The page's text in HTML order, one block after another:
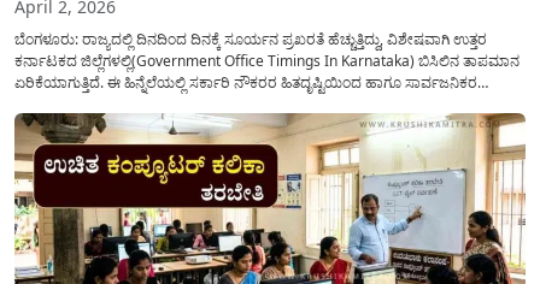
April 2, 2026
ಬೆಂಗಳೂರು: ರಾಜ್ಯದಲ್ಲಿ ದಿನದಿಂದ ದಿನಕ್ಕೆ ಸೂರ್ಯನ ಪ್ರಖರತೆ ಹೆಚ್ಚುತ್ತಿದ್ದು, ವಿಶೇಷವಾಗಿ ಉತ್ತರ
ಕರ್ನಾಟಕದ ಜಿಲ್ಲೆಗಳಲ್ಲಿ(Government Office Timings In Karnataka) ಬಿಸಿಲಿನ ತಾಪಮಾನ
ಏರಿಕೆಯಾಗುತ್ತಿದೆ. ಈ ಹಿನ್ನೆಲೆಯಲ್ಲಿ ಸರ್ಕಾರಿ ನೌಕರರ ಹಿತದೃಷ್ಟಿಯಿಂದ ಹಾಗೂ ಸಾರ್ವಜನಿಕರ
ಮತ್ತು ಕಲ್ಯಾಣ ಕರ್ನಾಟಕದ ಒಟ್ಟು 9 ಜಿಲ್ಲೆಗಳಲ್ಲಿ ಏಪ್ರಿಲ್...